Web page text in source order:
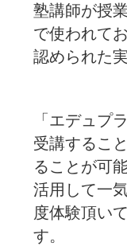
塾講師が授
で使われて
認められた
「エデュプ
受講するこ
ることが可
活用して一
度体験頂い
す。